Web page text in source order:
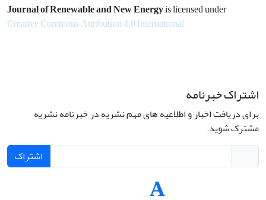
Journal of Renewable and New Energyis licensed under
Creative Commons Attribution 4.0 International
اشتراک خبرنامه
برای دریافت اخبار و اطلاعیه های مهم نشریه در خبرنامه نشریه
مشترک شوید.
اشتراک